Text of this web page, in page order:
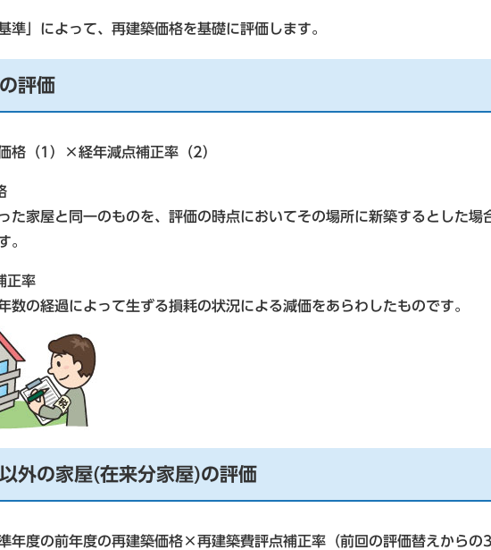
準」によって、再建築価格を基礎に評価します。
評価
格（1）×経年減点補正率（2）
た家屋と同一のものを、評価の時点においてその場所に新築するとした場
。
正率
数の経過によって生ずる損耗の状況による減価をあらわしたものです。
外の家屋(在来分家屋)の評価
年度の前年度の再建築価格×再建築費評点補正率（前回の評価替えからの